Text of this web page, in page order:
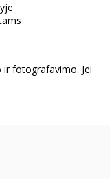
ir fotografavimo. Jei